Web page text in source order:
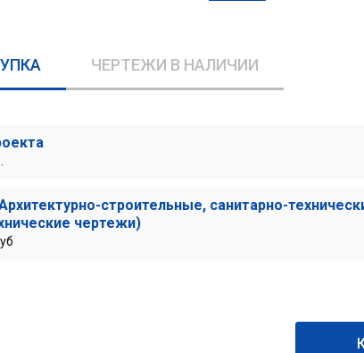
ЧЕРТЕЖИ В НАЛИЧИИ
строительные, санитарно-
чертежи)